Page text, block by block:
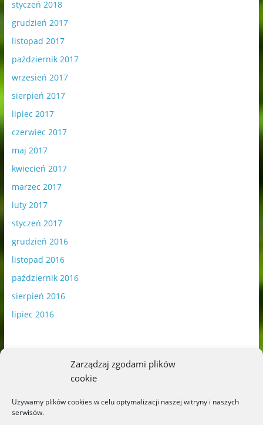
Zarządzaj zgodami plików
cookie
Używamy plików cookies w celu optymalizacji naszej witryny i naszych
serwisów.
styczeń 2018
grudzień 2017
listopad 2017
październik 2017
wrzesień 2017
sierpień 2017
lipiec 2017
czerwiec 2017
maj 2017
kwiecień 2017
marzec 2017
luty 2017
styczeń 2017
grudzień 2016
listopad 2016
październik 2016
sierpień 2016
lipiec 2016